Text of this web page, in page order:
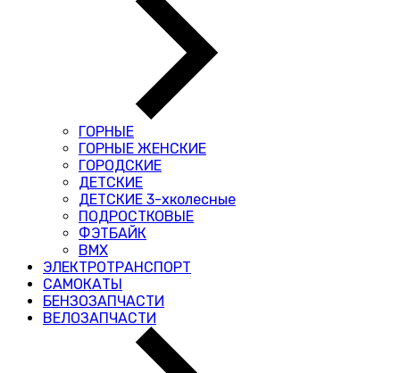
ГОРНЫЕ
ГОРНЫЕ ЖЕНСКИЕ
ГОРОДСКИЕ
ДЕТСКИЕ
ДЕТСКИЕ 3-хколесные
ПОДРОСТКОВЫЕ
ФЭТБАЙК
BMX
ЭЛЕКТРОТРАНСПОРТ
САМОКАТЫ
БЕНЗОЗАПЧАСТИ
ВЕЛОЗАПЧАСТИ